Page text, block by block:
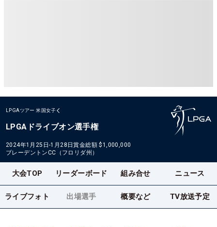
LPGAツアー 米国女子
LPGAドライブオン選手権
2024年1月25日-1月28日賞金総額 $1,000,000
ブレーデントンCC（フロリダ州）
大会TOP リーダーボード 組み合せ ニュース
ライブフォト 出場選手 概要など TV放送予定